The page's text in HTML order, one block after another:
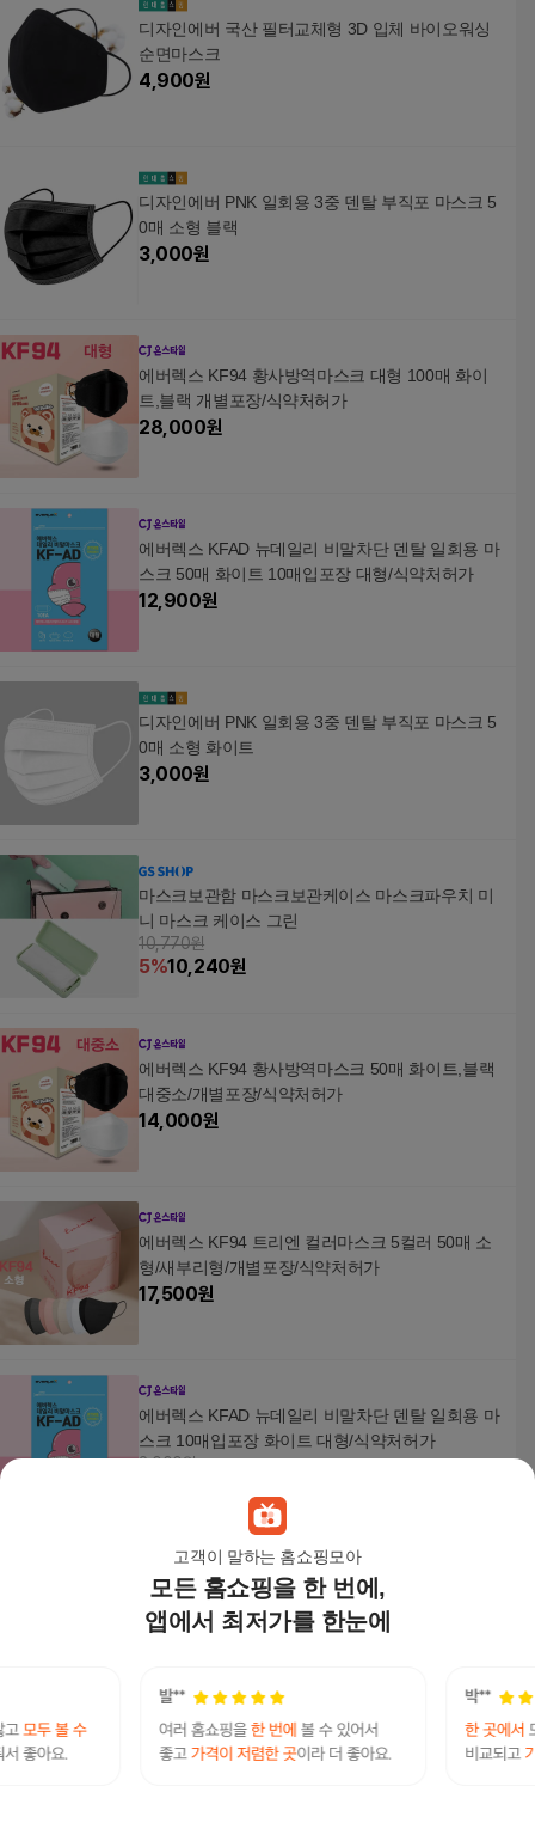
고객이 말하는 홈쇼핑모아
모든 홈쇼핑을 한 번에,
앱에서 최저가를 한눈에
디자인에버 국산 필터교체형 3D 입체 바이오워싱
순면마스크
4,900원
디자인에버 PNK 일회용 3중 덴탈 부직포 마스크 5
0매 소형 블랙
3,000원
에버렉스 KF94 황사방역마스크 대형 100매 화이
트,블랙 개별포장/식약처허가
28,000원
에버렉스 KFAD 뉴데일리 비말차단 덴탈 일회용 마
스크 50매 화이트 10매입포장 대형/식약처허가
12,900원
디자인에버 PNK 일회용 3중 덴탈 부직포 마스크 5
0매 소형 화이트
3,000원
마스크보관함 마스크보관케이스 마스크파우치 미
니 마스크 케이스 그린
10,770원
5%10,240원
에버렉스 KF94 황사방역마스크 50매 화이트,블랙
대중소/개별포장/식약처허가
14,000원
에버렉스 KF94 트리엔 컬러마스크 5컬러 50매 소
형/새부리형/개별포장/식약처허가
17,500원
에버렉스 KFAD 뉴데일리 비말차단 덴탈 일회용 마
스크 10매입포장 화이트 대형/식약처허가
2,000원
에버렉스 KF94 트리엔 컬러마스크 5컬러 50매 대
형/새부리형/개별포장/식약처허가
17,500 원
에버렉스 KF94 휴라이트 황사방역마스트평판형 1